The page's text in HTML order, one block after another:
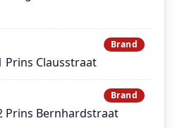
Brand
Prins Clausstraat
Brand
Prins Bernhardstraat